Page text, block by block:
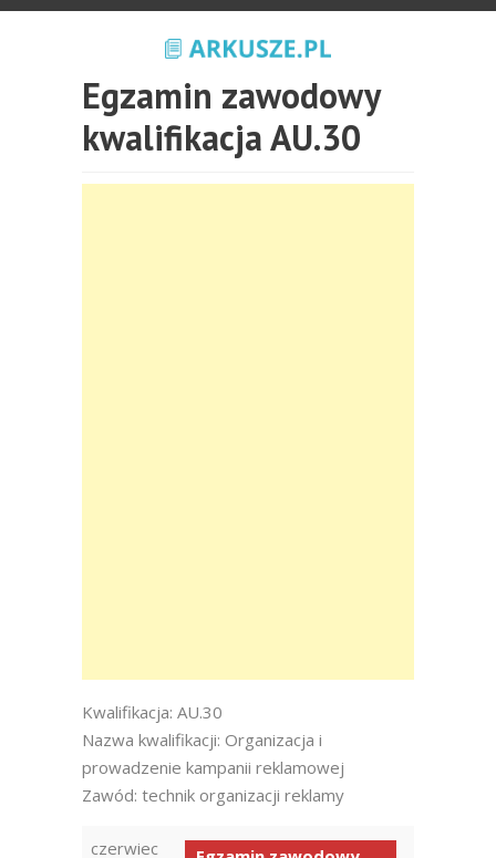
Egzamin zawodowy
kwalifikacja AU.30
Kwalifikacja: AU.30
Nazwa kwalifikacji: Organizacja i
prowadzenie kampanii reklamowej
Zawód: technik organizacji reklamy
czerwiec